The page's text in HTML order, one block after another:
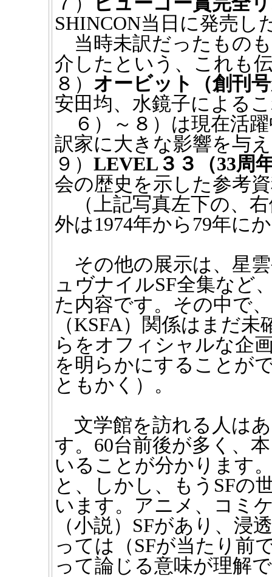
SHINCON当日に発売
当時未訳だったもの
介したという、これも
８） オービット（創刊
安田均、水鏡子による
６）～８）は現在活
訳家に大きな影響を与
９） LEVEL３３（33周
会の歴史を示した参考
（上記写真左下の、
外は1974年から79年に
その他の展示は、星
ュヴナイルSF全集など
た内容です。その中で
（KSFA）関係はまだ
らをオフィシャルな企
を明らかにすることが
ともかく）。
文学館を訪れる人は
す。60台前後が多く、
いることが分かります
と、しかし、もうSFの
います。アニメ、コミ
（小説）SFがあり、浸
っては（SFが当たり前
って論じる意味が理解